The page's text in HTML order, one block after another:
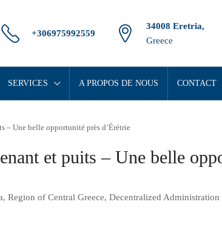
+306975992559
34008 Eretria,
Greece
SERVICES A PROPOS DE NOUS CONTACT
– Une belle opportunité près d’Érétrie
et puits – Une belle
of Central Greece, Decentralized Administration